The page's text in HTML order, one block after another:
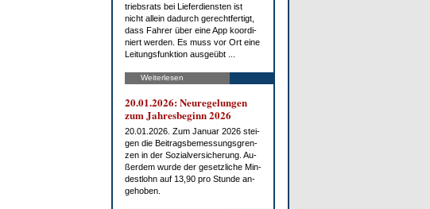
triebs­rats bei Lie­fer­diens­ten ist
nicht al­lein da­durch ge­recht­fer­tigt,
dass Fah­rer über ei­ne App ko­or­di­
niert wer­den. Es muss vor Ort ei­ne
Lei­tungs­funk­ti­on aus­ge­übt ...
Weiterlesen
20.01.2026: Neu­re­ge­lun­gen
zum Jah­res­be­ginn 2026
20.01.2026. Zum Ja­nu­ar 2026 stei­
gen die Bei­trags­be­mes­sungs­gren­
zen in der So­zi­al­ver­si­che­rung. Au­
ßer­dem wur­de der ge­setz­li­che Min­
dest­lohn auf 13,90 pro St­un­de an­
ge­ho­ben.